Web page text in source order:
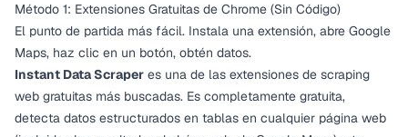
Método 1: Extensiones Gratuitas de Chrome (Sin Código)
El punto de partida más fácil. Instala una extensión, abre Google
Maps, haz clic en un botón, obtén datos.
Instant Data Scraper es una de las extensiones de scraping
web gratuitas más buscadas. Es completamente gratuita,
detecta datos estructurados en tablas en cualquier página web